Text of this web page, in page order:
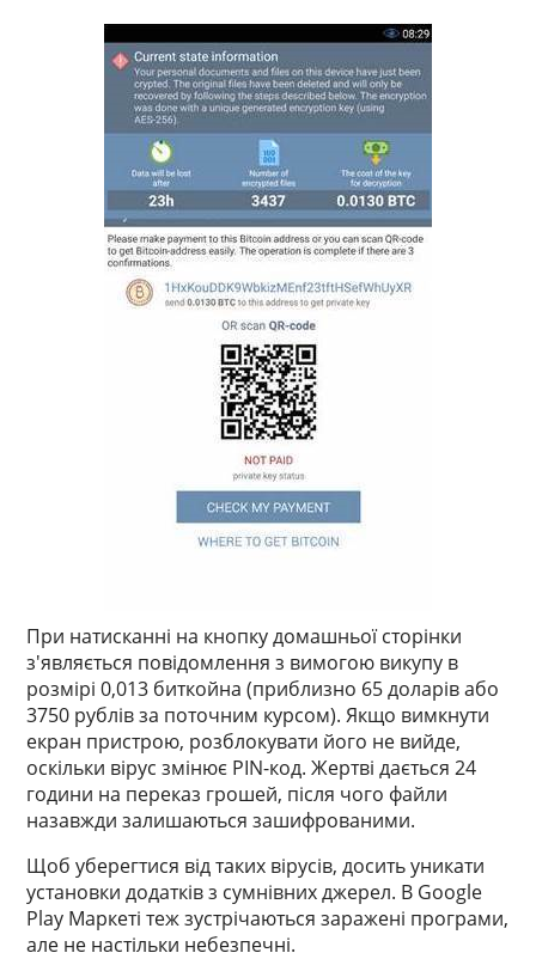
При натисканні на кнопку домашньої сторінки
з'являється повідомлення з вимогою викупу в
розмірі 0,013 биткойна (приблизно 65 доларів або
3750 рублів за поточним курсом). Якщо вимкнути
екран пристрою, розблокувати його не вийде,
оскільки вірус змінює PIN-код. Жертві дається 24
години на переказ грошей, після чого файли
назавжди залишаються зашифрованими.
Щоб уберегтися від таких вірусів, досить уникати
установки додатків з сумнівних джерел. В Google
Play Маркеті теж зустрічаються заражені програми,
але не настільки небезпечні.